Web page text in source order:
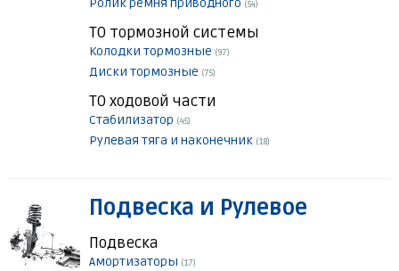
Ролик ремня приводного (54)
ТО тормозной системы
Колодки тормозные (97)
Диски тормозные (75)
ТО ходовой части
Стабилизатор (45)
Рулевая тяга и наконечник (18)
Подвеска и Рулевое
Подвеска
Амортизаторы (17)